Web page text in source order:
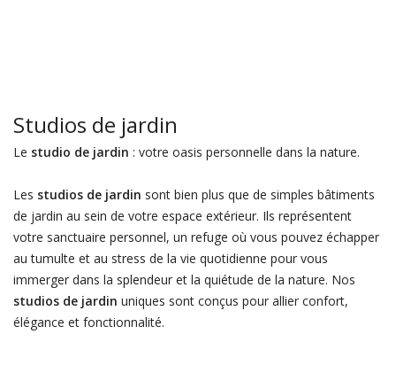
Studios de jardin
Le studio de jardin : votre oasis personnelle dans la nature.
Les studios de jardin sont bien plus que de simples bâtiments
de jardin au sein de votre espace extérieur. Ils représentent
votre sanctuaire personnel, un refuge où vous pouvez échapper
au tumulte et au stress de la vie quotidienne pour vous
immerger dans la splendeur et la quiétude de la nature. Nos
studios de jardin uniques sont conçus pour allier confort,
élégance et fonctionnalité.